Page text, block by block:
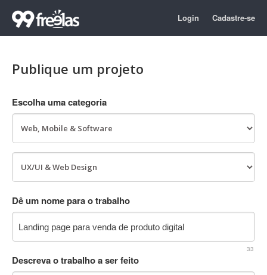
Login Cadastre-se
Publique um projeto
Escolha uma categoria
Dê um nome para o trabalho
33
Descreva o trabalho a ser feito